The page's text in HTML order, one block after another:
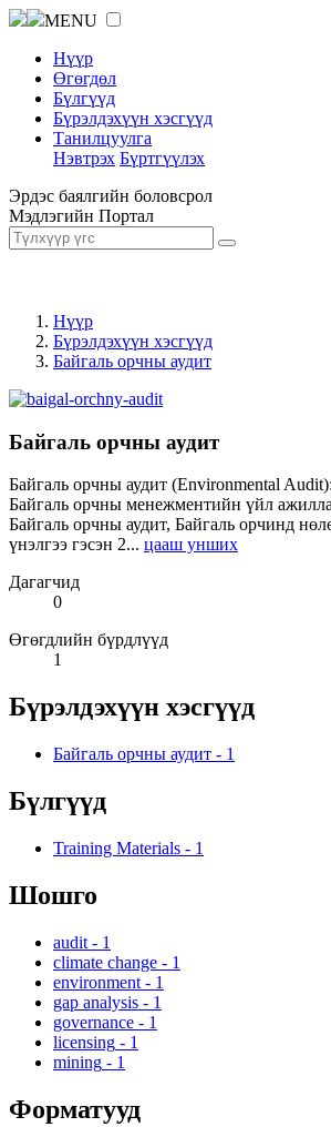
MENU
Нүүр
Өгөгдөл
Бүлгүүд
Бүрэлдэхүүн хэсгүүд
Танилцуулга
Нэвтрэх Бүртгүүлэх
Эрдэс баялгийн боловсрол
Мэдлэгийн Портал
Нүүр
Бүрэлдэхүүн хэсгүүд
Байгаль орчны аудит
Байгаль орчны аудит
Байгаль орчны аудит (Environmental
Байгаль орчны менежментийн үйл
Байгаль орчны аудит, Байгаль орчинд
үнэлгээ гэсэн 2... цааш унших
Дагагчид
0
Өгөгдлийн бүрдлүүд
1
Бүрэлдэхүүн хэсгүүд
Байгаль орчны аудит - 1
Бүлгүүд
Training Materials - 1
Шошго
audit - 1
climate change - 1
environment - 1
gap analysis - 1
governance - 1
licensing - 1
mining - 1
Форматууд